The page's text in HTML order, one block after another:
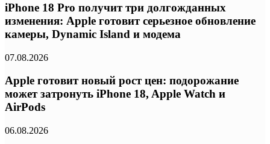
iPhone 18 Pro получит три долгожданных
изменения: Apple готовит серьезное обновление
камеры, Dynamic Island и модема
07.08.2026
Apple готовит новый рост цен: подорожание
может затронуть iPhone 18, Apple Watch и
AirPods
06.08.2026